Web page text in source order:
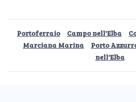
Portoferraio Campo nell'Elba
Marciana Marina
Porto
nell'Elba